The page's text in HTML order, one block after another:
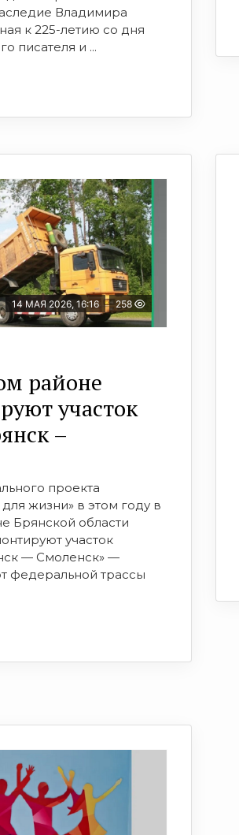
Владимира
к 225-летию со дня
писателя и ...
14 МАЯ 2026, 16:16 258
районе
участок
–
проекта
жизни» в этом году в
Брянской области
участок
— Смоленск» —
федеральной трассы